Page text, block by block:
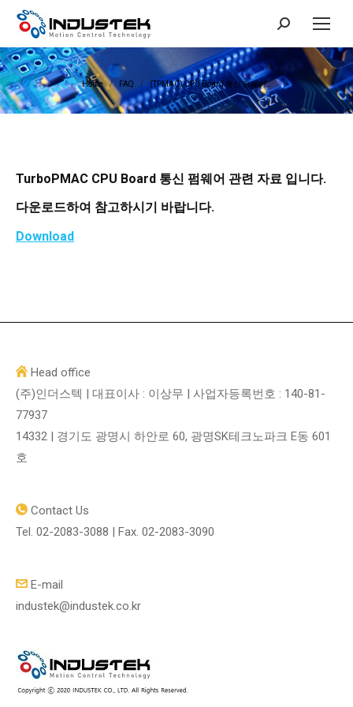
Search:
You are here:
Home FAQ (TPMAC) CPU Board 통신 펌웨어…
TurboPMAC CPU Board 통신 펌웨어 관련 자료 입니다.
다운로드하여 참고하시기 바랍니다.
Download
Head office
(주)인더스텍 | 대표이사 : 이상무 | 사업자등록번호 : 140-81-
77937
14332 | 경기도 광명시 하안로 60, 광명SK테크노파크 E동 601
호
Contact Us
Tel. 02-2083-3088 | Fax. 02-2083-3090
E-mail
industek@industek.co.kr